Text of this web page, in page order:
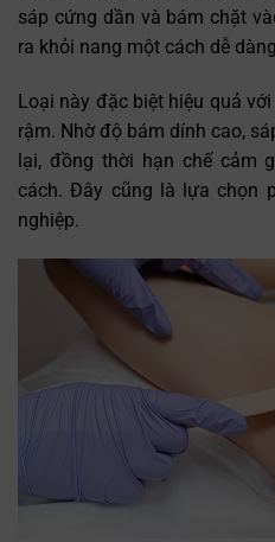
sáp cứng dần và bám chặt
ra khỏi nang một cách dễ
Loại này đặc biệt hiệu quả
rậm. Nhờ độ bám dính cao,
lại, đồng thời hạn chế cảm
cách. Đây cũng là lựa chọn
nghiệp.